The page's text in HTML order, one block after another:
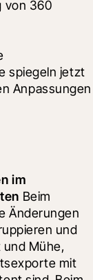
von 360
spiegeln jetzt
Anpassungen
im
Beim
Änderungen
und
Mühe,
mit